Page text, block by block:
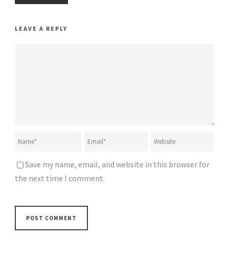
LEAVE A REPLY
Save my name, email, and website in this browser for
the next time I comment.